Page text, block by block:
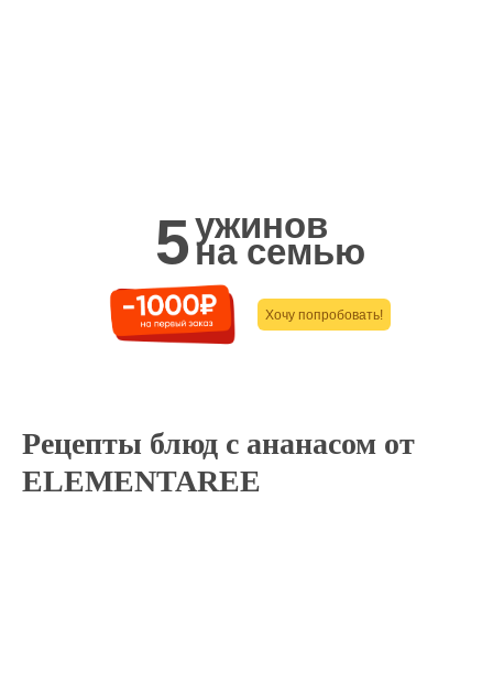
ужинов
на семью
5
Хочу попробовать!
Рецепты блюд с ананасом от
ELEMENTAREE